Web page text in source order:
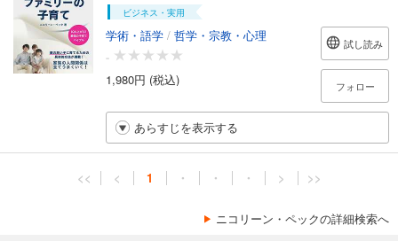
ビジネス・実用
学術・語学 / 哲学・宗教・心理
-
1,980円 (税込)
試し読み
フォロー
あらすじを表示する
<< < 1 ・ ・ ・ > >>
ニコリーン・ペックの詳細検索へ